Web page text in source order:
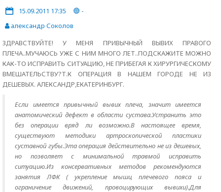
15.09.2011 17:35
-
александр Соколов
ЗДРАВСТВУЙТЕ! У МЕНЯ ПРИВЫЧНЫЙ ВЫВИХ ПРАВОГО
ПЛЕЧА..МУЧАЮСЬ УЖЕ С НИМ МНОГО ЛЕТ..ПОДСКАЖИТЕ МОЖНО
КАК-ТО ИСПРАВИТЬ СИТУАЦИЮ, НЕ ПРИБЕГАЯ К ХИРУРГИЧЕСКОМУ
ВМЕШАТЕЛЬСТВУ?Т.К ОПЕРАЦИЯ В НАШЕМ ГОРОДЕ НЕ ИЗ
ДЕШЕВЫХ. АЛЕКСАНДР,ЕКАТЕРИНБУРГ.
Если имеется привычный вывих плеча, значит имеется
анатомический дефект в области сустава.Устранить это
без операции вряд ли возможно.В настоящее время,
существуют методики артроскопической пластики
суставной губы.Эта операция действительно не из дешевых,
но позволяет с минимальной травмой исправить
ситуацию.Из консервативных методов рекомендуются
занятия ЛФК ( укрепление мышц плечевого пояса и
ограничение движений, провоцирующих вывихи).Для